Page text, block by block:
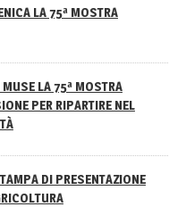
LA 75ª MOSTRA
LA 75ª MOSTRA
PER RIPARTIRE NEL
DI PRESENTAZIONE